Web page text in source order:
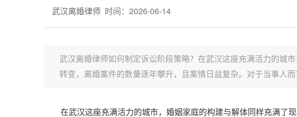
武汉离婚律师 时间：2026-06-14
武汉离婚律师如何制定诉讼阶段策略？在武汉这座充满活力的城
转变，离婚案件的数量逐年攀升，且案情日益复杂。对于当事人
在武汉这座充满活力的城市，婚姻家庭的构建与解体同样充满了